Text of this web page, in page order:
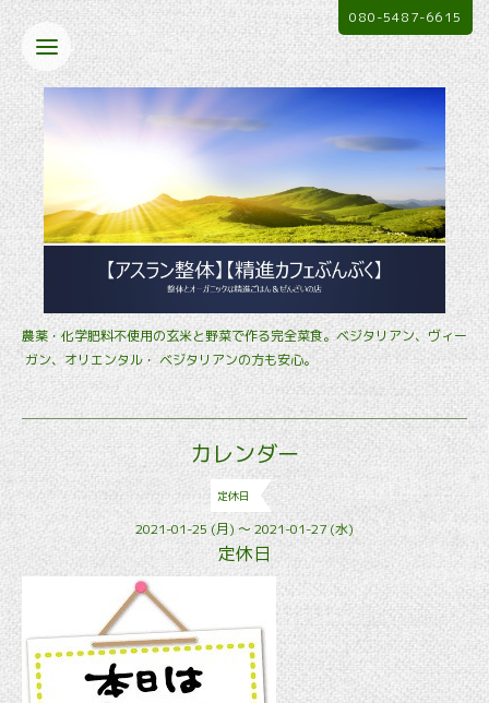
農薬・化学肥料不使用の玄米と野菜で作る完全菜食。ベジタリアン、ヴィー
ガン、オリエンタル・ ベジタリアンの方も安心。
080-5487-6615
カレンダー
定休日
2021-01-25 (月) ～ 2021-01-27 (水)
定休日